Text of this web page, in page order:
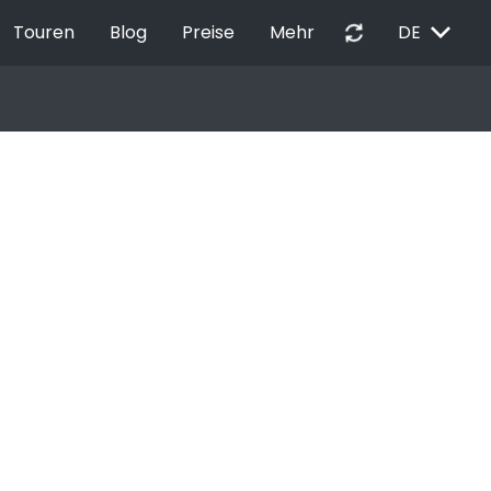
Touren Blog Preise Mehr autorenew DE EXPAND_MORE